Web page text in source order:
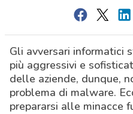
Gli avversari informatici
più aggressivi e
delle aziende, dunque,
problema di malware.
prepararsi alle minacce